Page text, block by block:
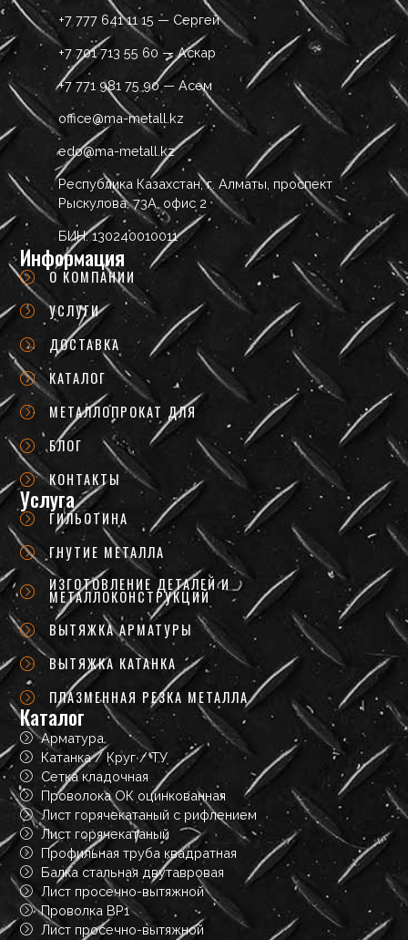
+7 777 641 11 15 — Сергей
+7 701 713 55 60 — Аскар
+7 771 981 75 90 — Асем
office@ma-metall.kz
edo@ma-metall.kz
Республика Казахстан, г. Алматы, проспект
Рыскулова, 73А, офис 2
БИН: 130240010011
Информация
О КОМПАНИИ
УСЛУГИ
ДОСТАВКА
КАТАЛОГ
МЕТАЛЛОПРОКАТ ДЛЯ
БЛОГ
КОНТАКТЫ
Услуга
ГИЛЬОТИНА
ГНУТИЕ МЕТАЛЛА
ИЗГОТОВЛЕНИЕ ДЕТАЛЕЙ И
МЕТАЛЛОКОНСТРУКЦИЙ
ВЫТЯЖКА АРМАТУРЫ
ВЫТЯЖКА КАТАНКА
ПЛАЗМЕННАЯ РЕЗКА МЕТАЛЛА
Каталог
Арматура
Катанка / Круг / ТУ
Сетка кладочная
Проволока ОК оцинкованная
Лист горячекатаный с рифлением
Лист горячекатаный
Профильная труба квадратная
Балка стальная двутавровая
Лист просечно-вытяжной
Проволка ВР1
Лист просечно-вытяжной